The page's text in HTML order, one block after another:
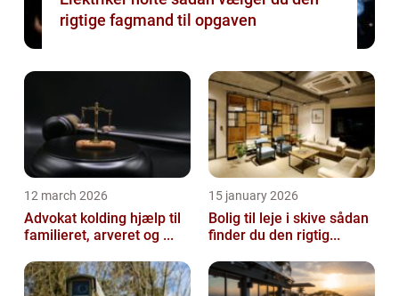
rigtige fagmand til opgaven
12 march 2026
Advokat kolding hjælp til
familieret, arveret og ...
15 january 2026
Bolig til leje i skive sådan
finder du den rigtig...